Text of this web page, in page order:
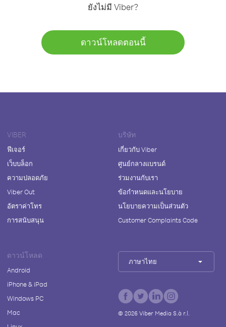
ยังไม่มี Viber?
ดาวน์โหลดตอนนี้
VIBER
ฟีเจอร์
เว็บบล็อก
ความปลอดภัย
Viber Out
อัตราค่าโทร
การสนับสนุน
บริษัท
เกี่ยวกับ Viber
ศูนย์กลางแบรนด์
ร่วมงานกับเรา
ข้อกำหนดและนโยบาย
นโยบายความเป็นส่วนตัว
Customer Complaints Code
ดาวน์โหลด
Android
iPhone & iPad
Windows PC
Mac
ภาษาไทย
© 2026Viber Media S.à r.l.